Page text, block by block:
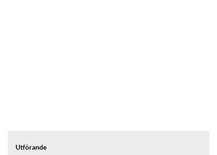
Utförande